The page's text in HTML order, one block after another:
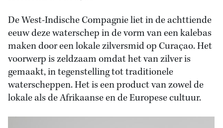
De West-Indische Compagnie liet in de achttiende
eeuw deze waterschep in de vorm van een kalebas
maken door een lokale zilversmid op Curaçao. Het
voorwerp is zeldzaam omdat het van zilver is
gemaakt, in tegenstelling tot traditionele
waterscheppen. Het is een product van zowel de
lokale als de Afrikaanse en de Europese cultuur.